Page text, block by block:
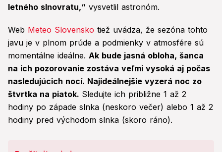
letného slnovratu,“ vysvetlil astronóm.
Web Meteo Slovensko tiež uvádza, že sezóna tohto
javu je v plnom prúde a podmienky v atmosfére sú
momentálne ideálne. Ak bude jasná obloha, šanca
na ich pozorovanie zostáva veľmi vysoká aj počas
nasledujúcich nocí. Najideálnejšie vyzerá noc zo
štvrtka na piatok. Sledujte ich približne 1 až 2
hodiny po západe slnka (neskoro večer) alebo 1 až 2
hodiny pred východom slnka (skoro ráno).